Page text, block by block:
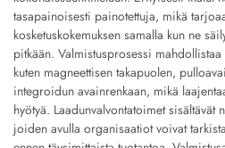
tasapainoisesti painotettuja, mikä
kosketuskokemuksen samalla kun ne
pitkään. Valmistusprosessi
kuten magneettisen takapuolen,
integroidun avainrenkaan, mikä
hyötyä. Laadunvalvontatoimet sisältävät
joiden avulla organisaatiot voivat